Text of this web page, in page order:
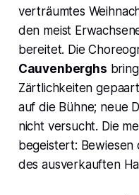
verträumtes
den meist
bereitet. Die
Cauvenberghs
Zärtlichkeiten
auf die Bühne; neue
nicht versucht. Die
begeistert:
des ausverkauften